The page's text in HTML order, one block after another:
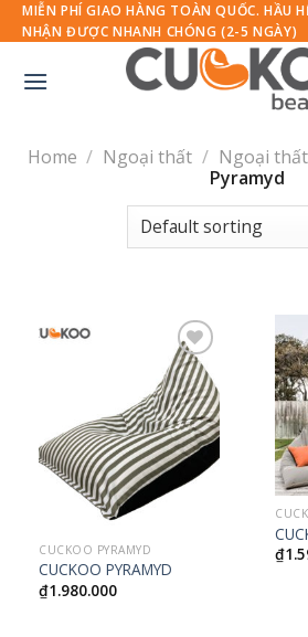
Skip
to
MIỄN PHÍ GIAO HÀNG TOÀN QUỐC. HẦU
NHẬN ĐƯỢC NHANH CHÓNG (2-5 NGÀY)
Home / Ngoại thất / Ngoại
Pyramyd
Thêm
vào
yêu
thích
CUCKOO PYRAMYD
CUCKOO PYRAMYD
₫1.980.000
₫